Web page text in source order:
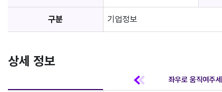
구분 기업정보
상세 정보